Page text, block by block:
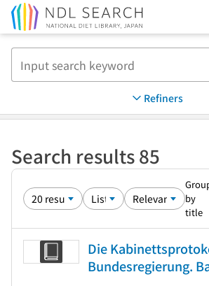
Refiners
Search results 85
by
title
Die
Bundesregierung.